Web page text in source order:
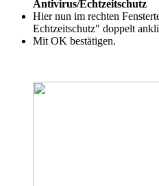
Antivirus/Echtzeitschutz
Hier nun im rechten
Echtzeitschutz" doppelt
Mit OK bestätigen.